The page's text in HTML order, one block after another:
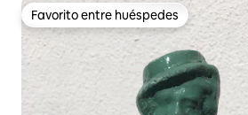
Favorito entre huéspedes
Favorito entre huéspedes